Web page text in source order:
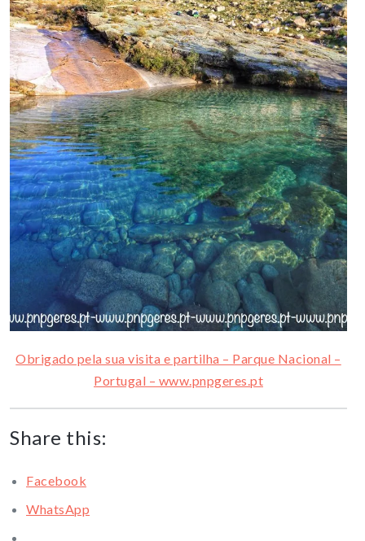
Obrigado pela sua visita e partilha – Parque Nacional –
Portugal – www.pnpgeres.pt
Share this:
Facebook
WhatsApp